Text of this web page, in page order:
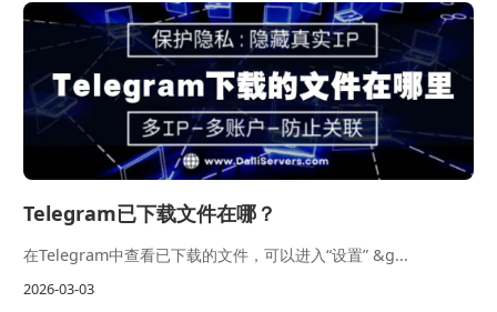
Telegram已下载文件在哪？
在Telegram中查看已下载的文件，可以进入“设置” &g...
2026-03-03